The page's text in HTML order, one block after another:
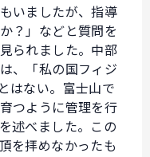
いましたが、指導
？」などと質問を
られました。中部
、「私の国フィジ
はない。富士山で
つように管理を行
述べました。この
を拝めなかったも